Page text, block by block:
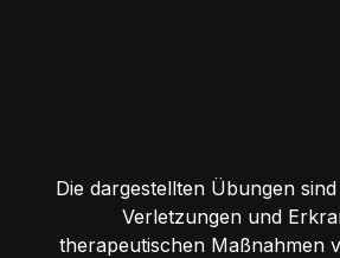
Die dargestellten Übungen
Verletzungen und
therapeutischen Maßnahmen